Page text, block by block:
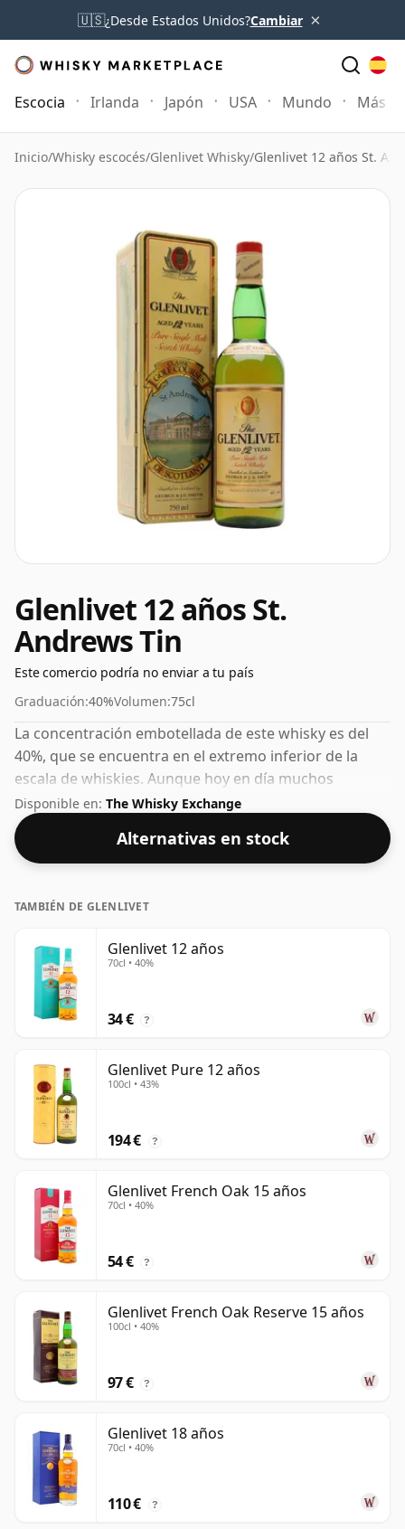
🇺🇸¿Desde Estados Unidos?Cambiar ×
Escocia Irlanda Japón USA Mundo Más
Inicio/Whisky escocés/Glenlivet Whisky/Glenlivet 12 años St.
Glenlivet 12 años St.
Andrews Tin
Este comercio podría no enviar a tu país
Graduación:40%Volumen:75cl
La concentración embotellada de este whisky es del
40%, que se encuentra en el extremo inferior de la
escala de whiskies. Aunque hoy en día muchos
consumidores presionan a los productores para que
embotellen más cerca del 43% o 46%, todavía hay
algunos whiskies finos de menor graduación.
Disponible en: The Whisky Exchange
Alternativas en stock
TAMBIÉN DE GLENLIVET
Glenlivet 12 años
70cl • 40%
34 € ?
Glenlivet Pure 12 años
100cl • 43%
194 € ?
Glenlivet French Oak 15 años
70cl • 40%
54 € ?
Glenlivet French Oak Reserve 15 años
100cl • 40%
97 € ?
Glenlivet 18 años
70cl • 40%
110 € ?